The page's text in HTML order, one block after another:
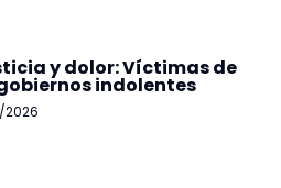
y dolor: Víctimas de
indolentes